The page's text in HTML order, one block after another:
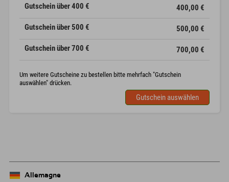
Gutschein über 400 € 400,00 €
Gutschein über 500 € 500,00 €
Gutschein über 700 € 700,00 €
Um weitere Gutscheine zu bestellen bitte mehrfach "Gutschein
auswählen" drücken.
Gutschein auswählen
Allemagne